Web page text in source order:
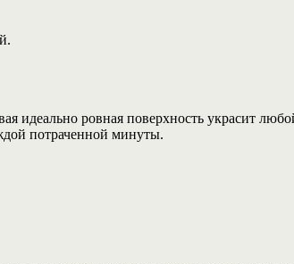
ровная поверхность украсит
потраченной минуты.